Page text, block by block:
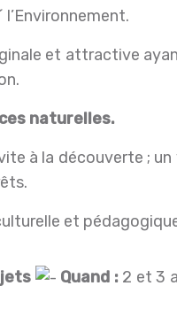
et attractive
naturelles.
à la découverte ;
et
Quand :2 et 3